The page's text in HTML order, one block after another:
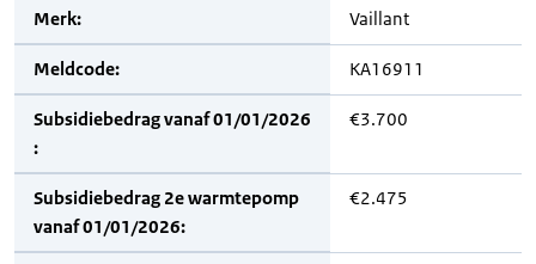
Merk: Vaillant
Meldcode: KA16911
Subsidiebedrag vanaf 01/01/2026
:
€3.700
Subsidiebedrag 2e warmtepomp
vanaf 01/01/2026:
€2.475